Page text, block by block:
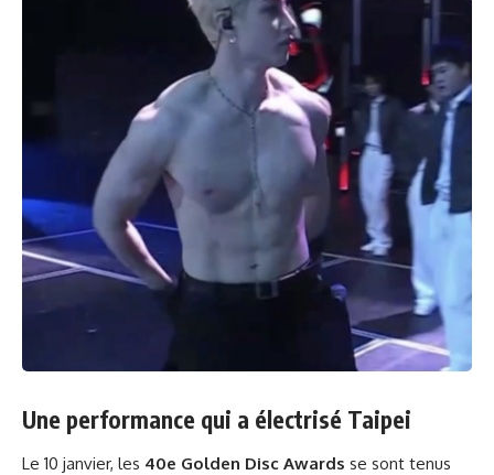
Une performance qui a électrisé Taipei
Le 10 janvier, les 40e Golden Disc Awards se sont tenus